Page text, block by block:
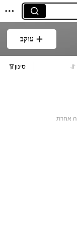
עוקב
סינון
אחרת